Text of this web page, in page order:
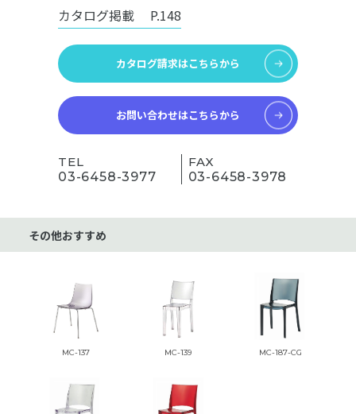
カタログ掲載 P.148
カタログ請求はこちらから
お問い合わせはこちらから
TEL
03-6458-3977
FAX
03-6458-3978
その他おすすめ
MC-137 MC-139 MC-187-CG